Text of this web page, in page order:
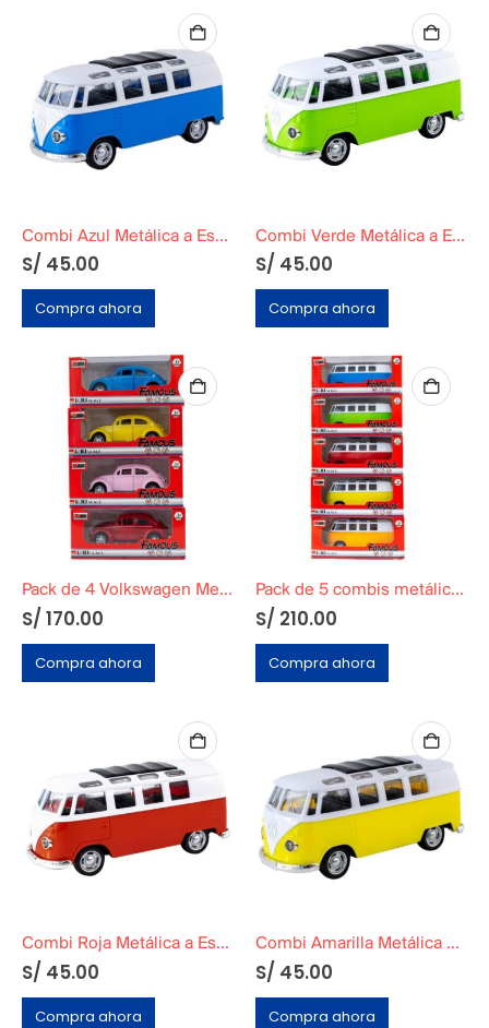
Combi Azul Metálica a Escala
S/ 45.00
Compra ahora
Combi Verde Metálica a Escala
S/ 45.00
Compra ahora
Pack de 4 Volkswagen Metálico
S/ 170.00
Compra ahora
Pack de 5 combis metálicas
S/ 210.00
Compra ahora
Combi Roja Metálica a Escal
S/ 45.00
Compra ahora
Combi Amarilla Metálica a Escala
S/ 45.00
Compra ahora